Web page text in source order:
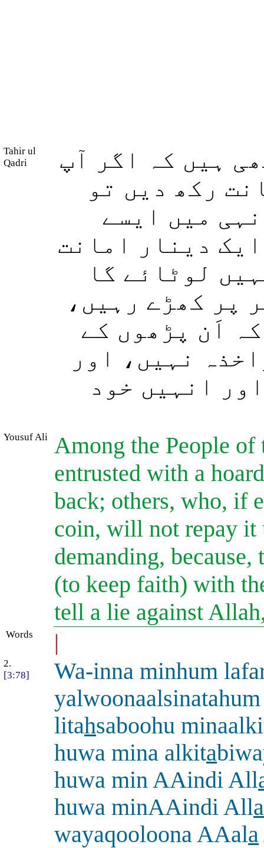
Tahir ul
Qadri
ہیں کہ اگر آپ
رکھ دیں تو
میں ایسے
دینار امانت
لوٹائے گا
پر کھڑے رہیں،
اَن پڑھوں کے
نہیں، اور
انہیں خود
Yousuf Ali Among the People
entrusted with a
back; others, who, if
coin, will not repay it
demanding,
(to keep faith) with
tell a lie against
Words |
2.
[3:78]
Wa-inna minhum
litahsaboohu
huwa mina alkita
huwa min AAindi All
huwa minAAindi Alla
wayaqooloona AAala